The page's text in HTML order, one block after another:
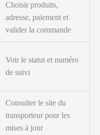
Choisir produits,
adresse, paiement et
valider la commande
Voir le statut et numéro
de suivi
Consulter le site du
transporteur pour les
mises à jour